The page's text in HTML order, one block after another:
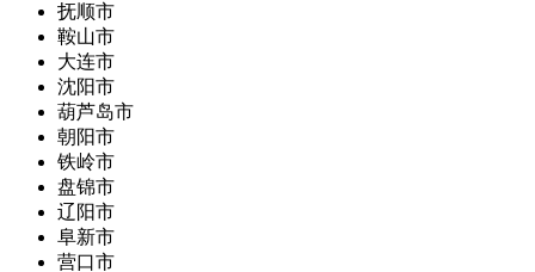
抚顺市
鞍山市
大连市
沈阳市
葫芦岛市
朝阳市
铁岭市
盘锦市
辽阳市
阜新市
营口市